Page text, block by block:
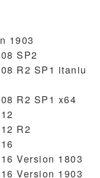
1903
SP2
R2 SP1 itaniu
R2 SP1 x64
R2
Version 1803
Version 1903